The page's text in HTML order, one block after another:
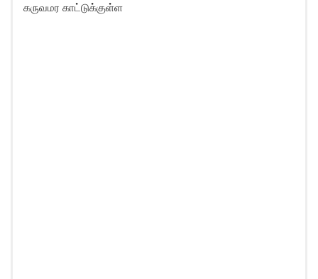
கருவமர காட்டுக்குள்ள